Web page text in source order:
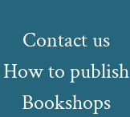
How to publish
Bookshops
Contact us